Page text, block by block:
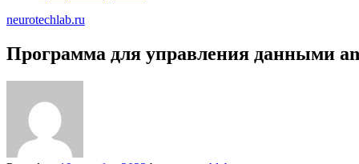
neurotechlab.ru
Программа для управления данными